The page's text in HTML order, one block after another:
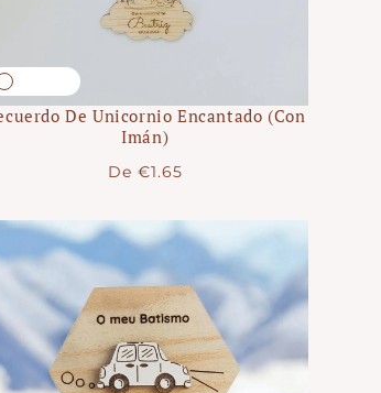
De Unicornio Encantado (con
Imán)
Precio
De €1.65